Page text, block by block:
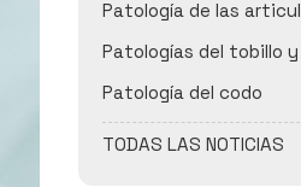
TODAS LAS NOTICIAS
Patología de las
Patologías del tobillo
Patología del codo